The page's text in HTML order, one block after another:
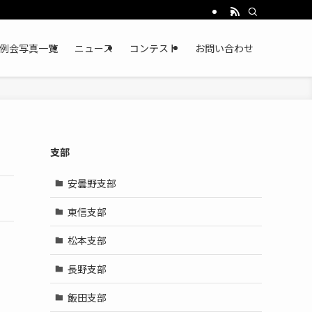
例会写真一覧 ニュース コンテスト お問い合わせ
支部
安曇野支部
東信支部
松本支部
長野支部
飯田支部